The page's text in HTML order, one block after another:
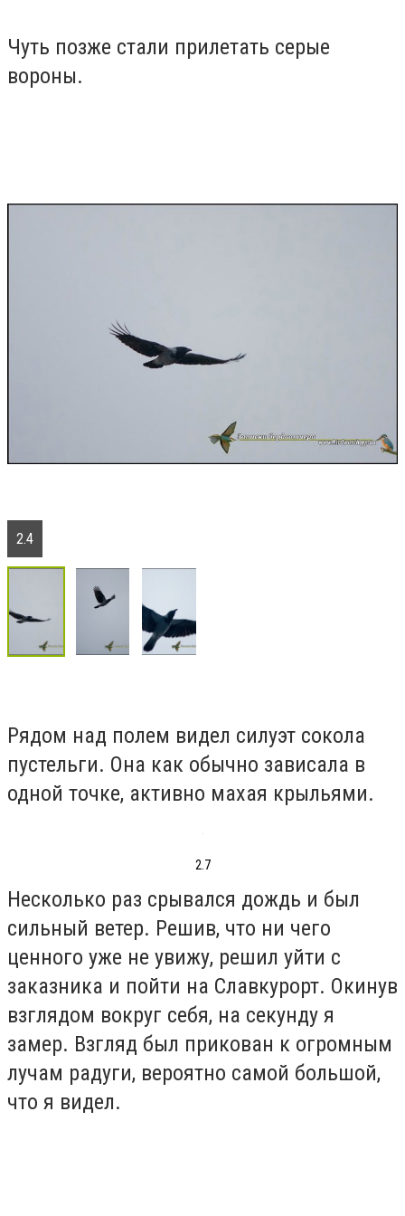
Чуть позже стали прилетать серые
вороны.
2.4
Рядом над полем видел силуэт сокола
пустельги. Она как обычно зависала в
одной точке, активно махая крыльями.
2.7
Несколько раз срывался дождь и был
сильный ветер. Решив, что ни чего
ценного уже не увижу, решил уйти с
заказника и пойти на Славкурорт. Окинув
взглядом вокруг себя, на секунду я
замер. Взгляд был прикован к огромным
лучам радуги, вероятно самой большой,
что я видел.